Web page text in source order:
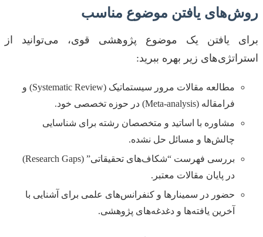
روش‌های یافتن موضوع مناسب
برای یافتن یک موضوع پژوهشی قوی، می‌توانید از
استراتژی‌های زیر بهره ببرید:
مطالعه مقالات مرور سیستماتیک (Systematic Review) و
فرامقاله (Meta-analysis) در حوزه تخصصی خود.
مشاوره با اساتید و متخصصان رشته برای شناسایی
چالش‌ها و مسائل حل نشده.
بررسی فهرست “شکاف‌های تحقیقاتی” (Research Gaps)
در پایان مقالات معتبر.
حضور در سمینارها و کنفرانس‌های علمی برای آشنایی با
آخرین یافته‌ها و دغدغه‌های پژوهشی.